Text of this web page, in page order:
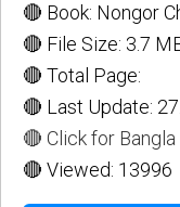
🔴 Book: Nongor
🔴 File Size: 3.7
🔴 Total Page:
🔴 Last Update:
🔴 Click for Bangla
🔴 Viewed: 13996